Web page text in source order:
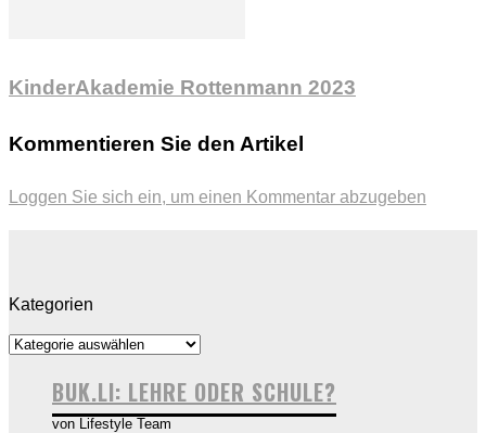
KinderAkademie Rottenmann 2023
Kommentieren Sie den Artikel
Loggen Sie sich ein, um einen Kommentar abzugeben
Kategorien
BUK.LI: LEHRE ODER SCHULE?
von Lifestyle Team